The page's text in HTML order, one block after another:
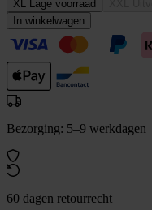
XL
Lage voorraad
In winkelwagen
Bezorging: 5–9 werkdagen
60 dagen retourrecht